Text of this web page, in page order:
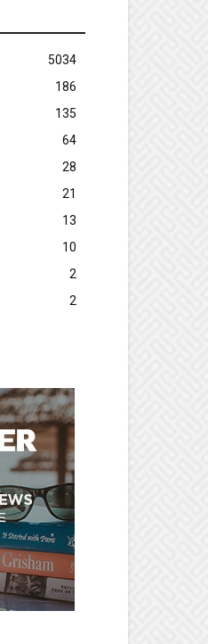
5034
186
135
64
28
21
13
10
2
2